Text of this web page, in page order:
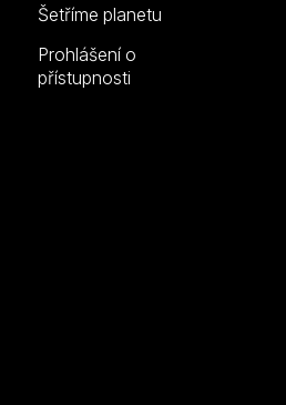
Šetříme planetu
Prohlášení o
přístupnosti